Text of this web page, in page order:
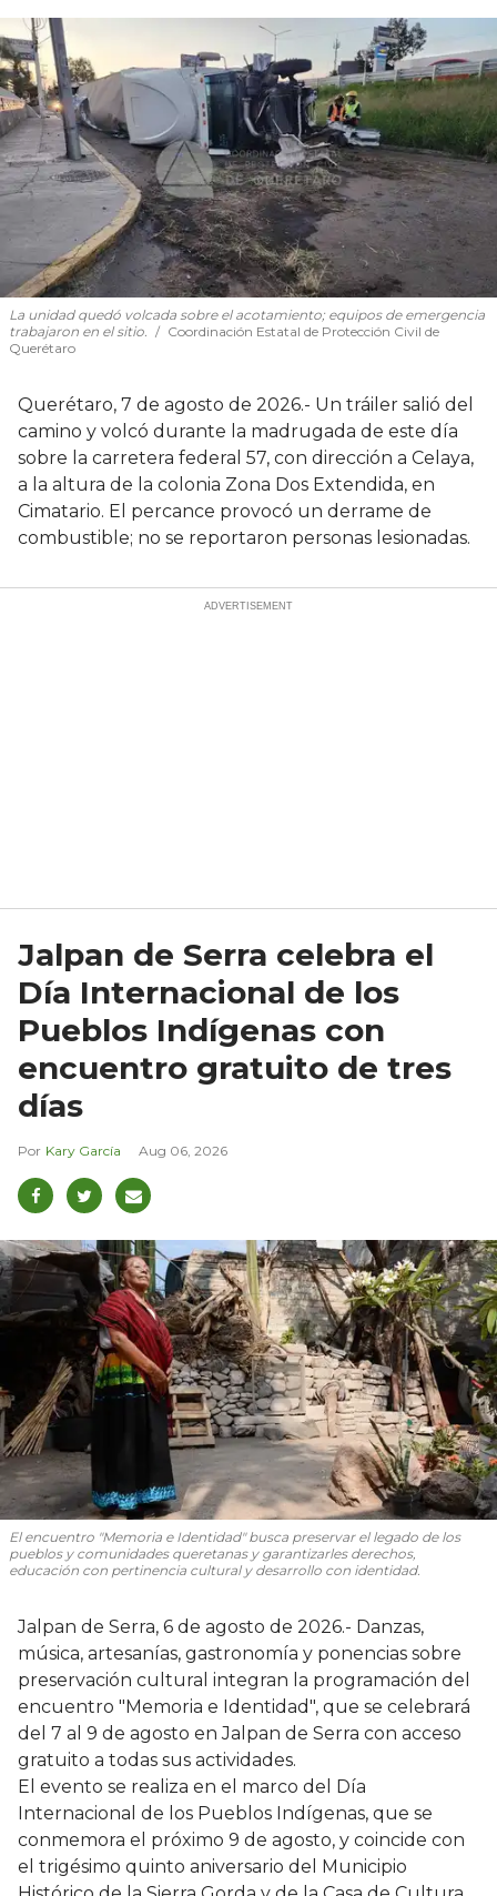
La unidad quedó volcada sobre el acotamiento; equipos de emergencia
trabajaron en el sitio.
Coordinación Estatal de Protección Civil de
Querétaro
Querétaro, 7 de agosto de 2026.- Un tráiler salió del
camino y volcó durante la madrugada de este día
sobre la carretera federal 57, con dirección a Celaya,
a la altura de la colonia Zona Dos Extendida, en
Cimatario. El percance provocó un derrame de
combustible; no se reportaron personas lesionadas.
Jalpan de Serra celebra el
Día Internacional de los
Pueblos Indígenas con
encuentro gratuito de tres
días
Kary García Aug 06, 2026
El encuentro "Memoria e Identidad" busca preservar el legado de los
pueblos y comunidades queretanas y garantizarles derechos,
educación con pertinencia cultural y desarrollo con identidad.
Jalpan de Serra, 6 de agosto de 2026.- Danzas,
música, artesanías, gastronomía y ponencias sobre
preservación cultural integran la programación del
encuentro "Memoria e Identidad", que se celebrará
del 7 al 9 de agosto en Jalpan de Serra con acceso
gratuito a todas sus actividades.
El evento se realiza en el marco del Día
Internacional de los Pueblos Indígenas, que se
conmemora el próximo 9 de agosto, y coincide con
el trigésimo quinto aniversario del Municipio